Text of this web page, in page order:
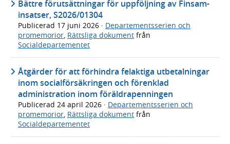
Bättre förutsättningar för uppföljning av Finsam-
insatser, S2026/01304
Publicerad 17 juni 2026 · Departementsserien och
promemorior, Rättsliga dokument från
Socialdepartementet
Åtgärder för att förhindra felaktiga utbetalningar
inom socialförsäkringen och förenklad
administration inom föräldrapenningen
Publicerad 24 april 2026 · Departementsserien och
promemorior Rättsliga dokument från
Socialdepartementet